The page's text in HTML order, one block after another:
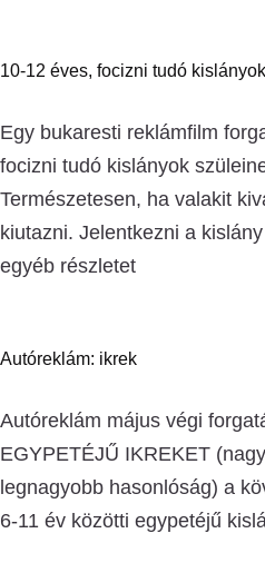
10-12 éves, focizni tudó
Egy bukaresti reklámfilm
focizni tudó kislányok
Természetesen, ha valakit
kiutazni. Jelentkezni a
egyéb részletet
Autóreklám: ikrek
Autóreklám május végi
EGYPETÉJŰ IKREKET
legnagyobb hasonlóság) a
6-11 év közötti egypetéjű